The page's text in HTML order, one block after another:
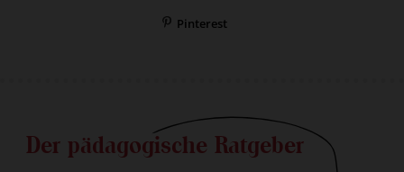
Pinterest
Der pädagogische Ratgeber